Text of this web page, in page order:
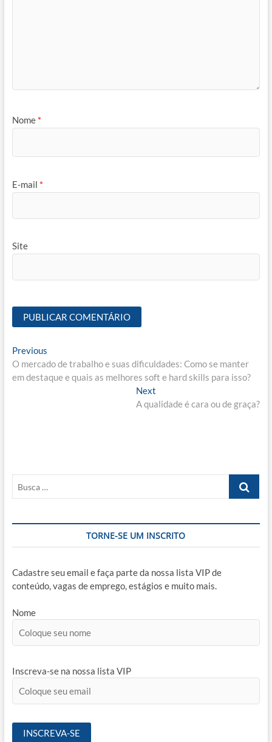
Nome *
E-mail *
Site
Navegação
de
PreviousPrevious
post:
O mercado de trabalho e suas dificuldades: Como se manter
em destaque e quais as melhores soft e hard skills para isso?
Next
post:
A qualidade é cara ou de graça?
Busca
TORNE-SE UM INSCRITO
Cadastre seu email e faça parte da nossa lista VIP de
conteúdo, vagas de emprego, estágios e muito mais.
Nome
Inscreva-se na nossa lista VIP